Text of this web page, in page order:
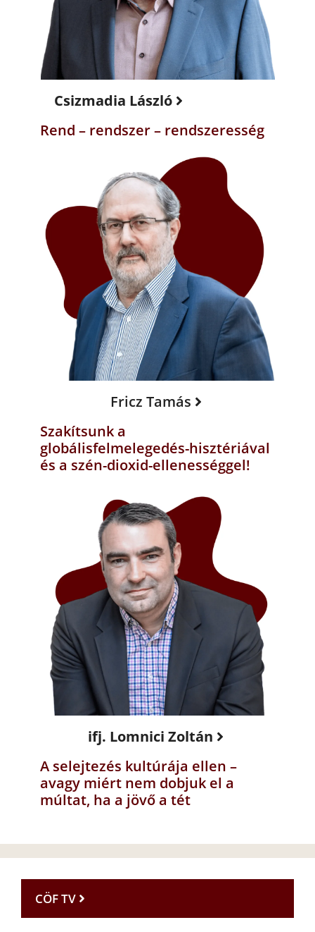
Csizmadia László
Rend – rendszer – rendszeresség
Fricz Tamás
Szakítsunk a
globálisfelmelegedés-hisztériával
és a szén-dioxid-ellenességgel!
ifj. Lomnici Zoltán
A selejtezés kultúrája ellen –
avagy miért nem dobjuk el a
múltat, ha a jövő a tét
CÖF TV